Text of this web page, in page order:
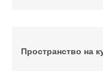
Пространство на